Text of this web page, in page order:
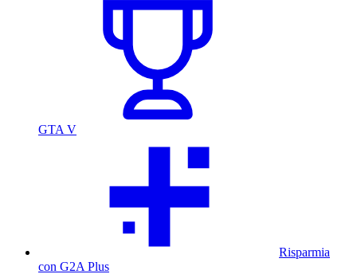
GTA V
Risparmia
con G2A Plus